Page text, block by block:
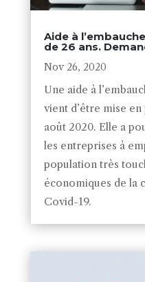
Aide à
de 26 ans.
Nov 26, 2020
Une aide à
vient d’être mise
août 2020. Elle a
les entreprises à
population très
économiques de la
Covid-19.